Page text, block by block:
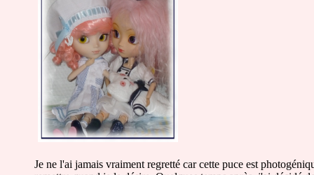
Je ne l'ai jamais vraiment regretté car cette puce est